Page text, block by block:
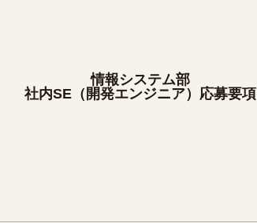
情報システム部
社内SE（開発エンジニア）応募要項